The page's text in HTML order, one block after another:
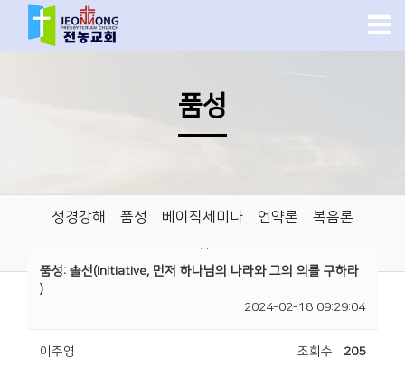
품성
성경강해 품성 베이직세미나 언약론 복음론
품성: 솔선(Initiative, 먼저 하나님의 나라와 그의 의를 구하라
)
2024-02-18 09:29:04
이주영 조회수 205